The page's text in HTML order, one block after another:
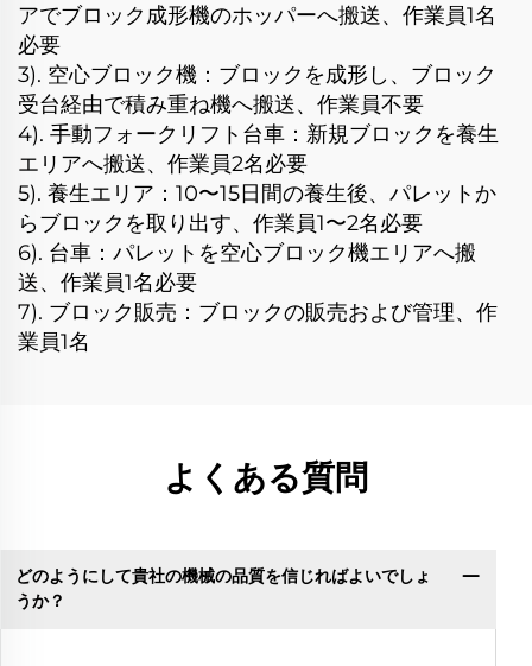
アでブロック成形機のホッパーへ搬送、作業員1名
必要
3). 空心ブロック機：ブロックを成形し、ブロック
受台経由で積み重ね機へ搬送、作業員不要
4). 手動フォークリフト台車：新規ブロックを養生
エリアへ搬送、作業員2名必要
5). 養生エリア：10〜15日間の養生後、パレットか
らブロックを取り出す、作業員1〜2名必要
6). 台車：パレットを空心ブロック機エリアへ搬
送、作業員1名必要
7). ブロック販売：ブロックの販売および管理、作
業員1名
よくある質問
どのようにして貴社の機械の品質を信じればよいでしょ
うか？